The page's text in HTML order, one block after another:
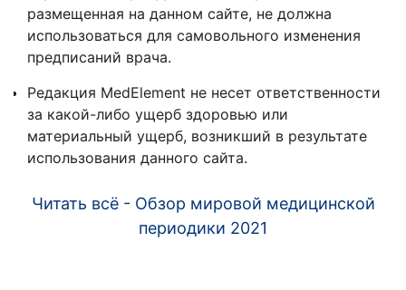
размещенная на данном сайте, не должна
использоваться для самовольного изменения
предписаний врача.
Редакция MedElement не несет ответственности
за какой-либо ущерб здоровью или
материальный ущерб, возникший в результате
использования данного сайта.
Читать всё - Обзор мировой медицинской
периодики 2021